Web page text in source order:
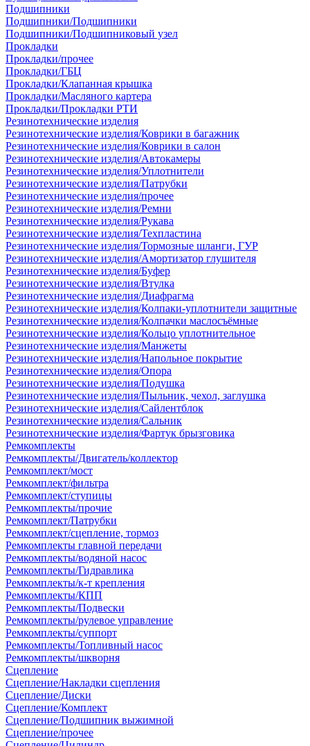
Подшипники
Подшипники/Подшипники
Подшипники/Подшипниковый узел
Прокладки
Прокладки/прочее
Прокладки/ГБЦ
Прокладки/Клапанная крышка
Прокладки/Масляного картера
Прокладки/Прокладки РТИ
Резинотехнические изделия
Резинотехнические изделия/Коврики в багажник
Резинотехнические изделия/Коврики в салон
Резинотехнические изделия/Автокамеры
Резинотехнические изделия/Уплотнители
Резинотехнические изделия/Патрубки
Резинотехнические изделия/прочее
Резинотехнические изделия/Ремни
Резинотехнические изделия/Рукава
Резинотехнические изделия/Техпластина
Резинотехнические изделия/Тормозные шланги, ГУР
Резинотехнические изделия/Амортизатор глушителя
Резинотехнические изделия/Буфер
Резинотехнические изделия/Втулка
Резинотехнические изделия/Диафрагма
Резинотехнические изделия/Колпаки-уплотнители защитные
Резинотехнические изделия/Колпачки маслосъёмные
Резинотехнические изделия/Кольцо уплотнительное
Резинотехнические изделия/Манжеты
Резинотехнические изделия/Напольное покрытие
Резинотехнические изделия/Опора
Резинотехнические изделия/Подушка
Резинотехнические изделия/Пыльник, чехол, заглушка
Резинотехнические изделия/Сайлентблок
Резинотехнические изделия/Сальник
Резинотехнические изделия/Фартук брызговика
Ремкомплекты
Ремкомплекты/Двигатель/коллектор
Ремкомплект/мост
Ремкомплект/фильтра
Ремкомплект/ступицы
Ремкомплекты/прочие
Ремкомплект/Патрубки
Ремкомплект/сцепление, тормоз
Ремкомплекты главной передачи
Ремкомплекты/водяной насос
Ремкомплекты/Гидравлика
Ремкомплекты/к-т крепления
Ремкомплекты/КПП
Ремкомплекты/Подвески
Ремкомплекты/рулевое управление
Ремкомплекты/суппорт
Ремкомплекты/Топливный насос
Ремкомплекты/шкворня
Сцепление
Сцепление/Накладки сцепления
Сцепление/Диски
Сцепление/Комплект
Сцепление/Подшипник выжимной
Сцепление/прочее